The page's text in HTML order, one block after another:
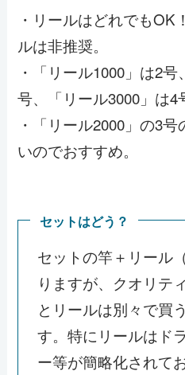
・リールはどれでも
ルは非推奨。
・「リール1000」は2
号、「リール3000」は4
・「リール2000」の3
いのでおすすめ。
セットはどう？
セットの竿＋リール
りますが、クオリテ
とリールは別々で買
す。特にリールはド
ー等が簡略化されて